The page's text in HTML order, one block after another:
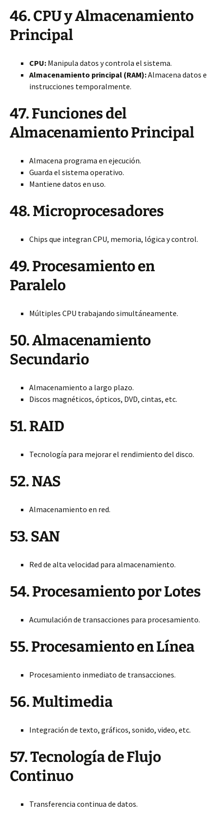
46. CPU y Almacenamiento
Principal
CPU: Manipula datos y controla el sistema.
Almacenamiento principal (RAM):Almacena datos e
instrucciones temporalmente.
47. Funciones del
Almacenamiento Principal
Almacena programa en ejecución.
Guarda el sistema operativo.
Mantiene datos en uso.
48. Microprocesadores
Chips que integran CPU, memoria, lógica y control.
49. Procesamiento en
Paralelo
Múltiples CPU trabajando simultáneamente.
50. Almacenamiento
Secundario
Almacenamiento a largo plazo.
Discos magnéticos, ópticos, DVD, cintas, etc.
51. RAID
Tecnología para mejorar el rendimiento del disco.
52. NAS
Almacenamiento en red.
53. SAN
Red de alta velocidad para almacenamiento.
54. Procesamiento por Lotes
Acumulación de transacciones para procesamiento.
55. Procesamiento en Línea
Procesamiento inmediato de transacciones.
56. Multimedia
Integración de texto, gráficos, sonido, video, etc.
57. Tecnología de Flujo
Continuo
Transferencia continua de datos.